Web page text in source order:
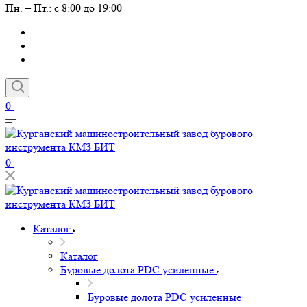
Пн. – Пт.: с 8:00 до 19:00
0
0
Каталог
Каталог
Буровые долота PDC усиленные
Буровые долота PDC усиленные